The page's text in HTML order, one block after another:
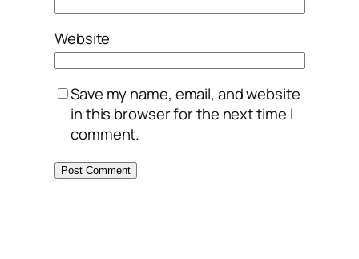
Website
Save my name, email, and website
in this browser for the next time I
comment.